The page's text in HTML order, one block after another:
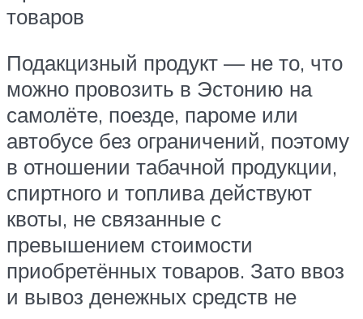
товаров
Подакцизный продукт — не то, что
можно провозить в Эстонию на
самолёте, поезде, пароме или
автобусе без ограничений, поэтому
в отношении табачной продукции,
спиртного и топлива действуют
квоты, не связанные с
превышением стоимости
приобретённых товаров. Зато ввоз
и вывоз денежных средств не